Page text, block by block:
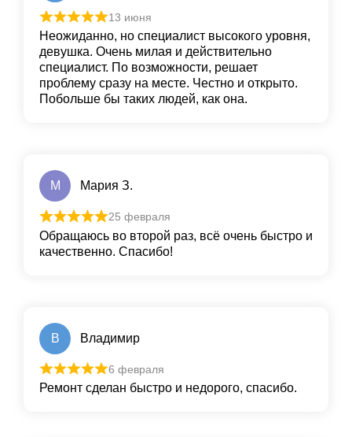
13 июня
Неожиданно, но специалист высокого уровня,
девушка. Очень милая и действительно
специалист. По возможности, решает
проблему сразу на месте. Честно и открыто.
Побольше бы таких людей, как она.
М Мария З.
25 февраля
Обращаюсь во второй раз, всё очень быстро и
качественно. Спасибо!
В Владимир
6 февраля
Ремонт сделан быстро и недорого, спасибо.